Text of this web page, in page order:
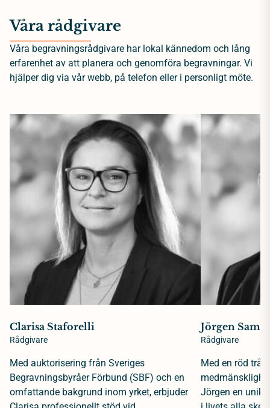
Våra rådgivare
Våra begravningsrådgivare har lokal kännedom och lång
erfarenhet av att planera och genomföra begravningar. Vi
hjälper dig via vår webb, på telefon eller i personligt möte.
Clarisa Staforelli
Rådgivare
Med auktorisering från Sveriges
Begravningsbyråer Förbund (SBF) och en
omfattande bakgrund inom yrket, erbjuder
Jörgen
Rådgivare
Med en röd
Jörgen en unik